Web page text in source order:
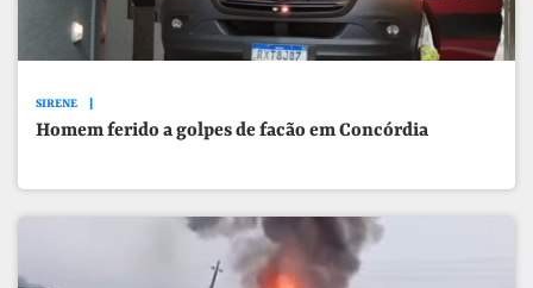
SIRENE
Homem ferido a golpes de facão em Concórdia